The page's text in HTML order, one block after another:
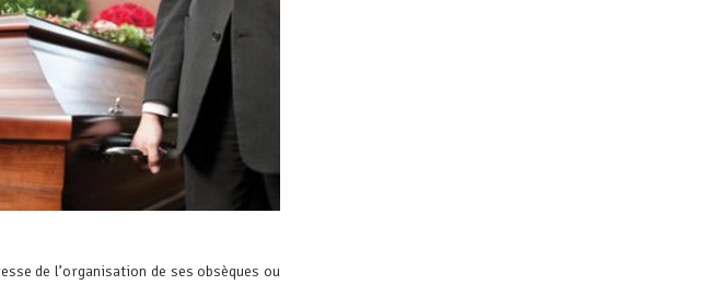
de l’organisation de ses obsèques ou